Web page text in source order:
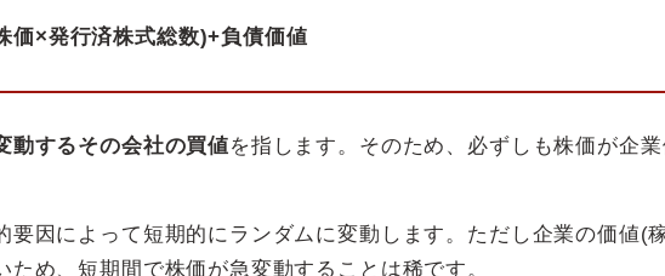
価×発行済株式総数)+負債価値
動するその会社の買値を指します。そのため、必ずしも株価が企
要因によって短期的にランダムに変動します。ただし企業の価値(
め、短期間で株価が急変動することは稀です。